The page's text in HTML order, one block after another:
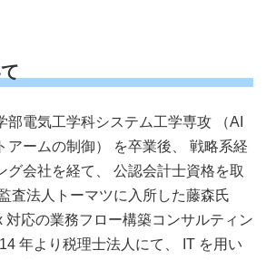
部電気工学科システム工学専攻 （AI
アームの制御） を卒業後、 戦略系経
グ会社を経て、 公認会計士資格を取
査法人トーマツに入所した藤森氏
対応の業務フロー構築コンサルティン
年より税理士法人にて、 IT を用い